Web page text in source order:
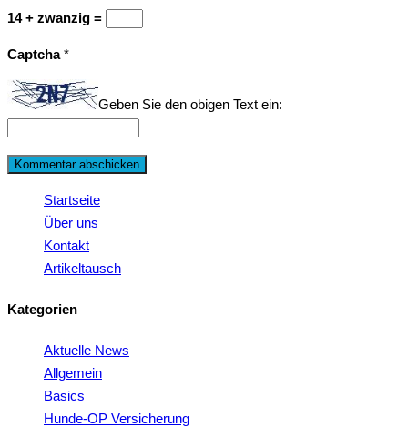
14 + zwanzig =
Captcha*
Geben Sie den obigen Text ein:
Startseite
Über uns
Kontakt
Artikeltausch
Kategorien
Aktuelle News
Allgemein
Basics
Hunde-OP Versicherung